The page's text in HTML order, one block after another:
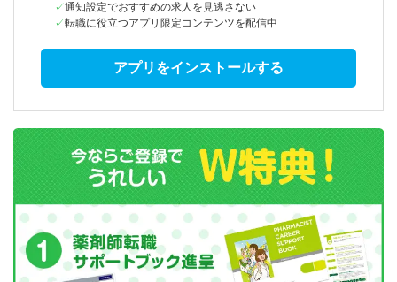
通知設定でおすすめの求人を見逃さない
転職に役立つアプリ限定コンテンツを配信中
アプリをインストールする